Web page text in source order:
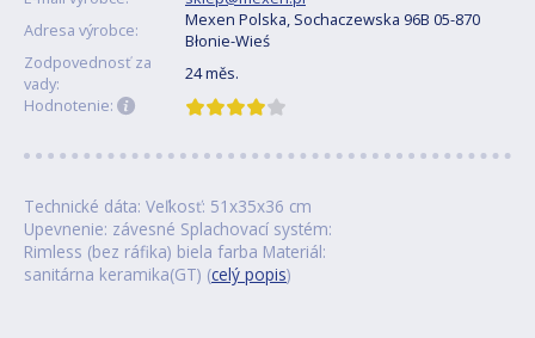
Adresa výrobce:
Mexen Polska, Sochaczewska 96B 05-870
Błonie-Wieś
Zodpovednosť za
vady:
24 měs.
Hodnotenie:
Technické dáta: Veľkosť: 51x35x36 cm
Upevnenie: závesné Splachovací systém:
Rimless (bez ráfika) biela farba Materiál:
sanitárna keramika(GT) (celý popis)